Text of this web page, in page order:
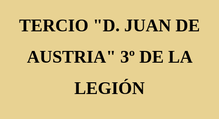
contenidoTERCIO "D. JUAN DE
AUSTRIA" 3º DE LA
LEGIÓN